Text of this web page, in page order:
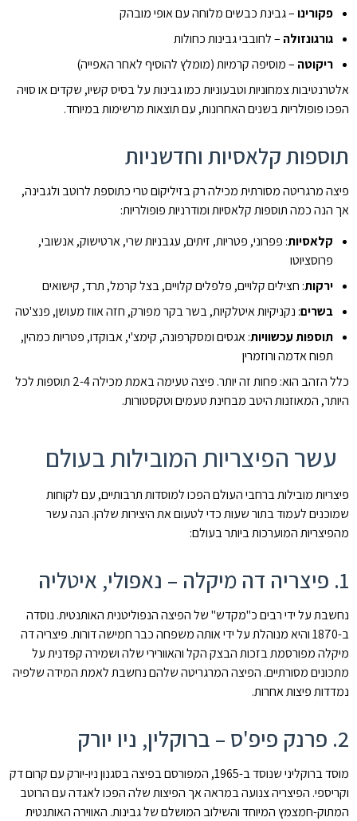
פקורינו– גבינת כבשים מלוחה עם אופי מובהק
גורגונזולה – לחובבי גבינות כחולות
ריקוטה – מוסיפה קרמיות (מומלץ להוסיף לאחר האפייה)
אלטרנטיבות צמחוניות וטבעוניות כמו גבינות על בסיס קשיו, שקדים או סויה
הפכו פופולריות בשנים האחרונות, עם תוצאות מרשימות במיוחד.
תוספות קלאסיות וחדשניות
פיצה מרגריטה מסורתית מכילה רק בזיליקום טרי כתוספת לרוטב ולגבינה,
אך הנה כמה תוספות קלאסיות ומודרניות פופולריות:
קלאסיות: פפרוני, פטריות, זיתים, עגבניות שרי, ארטישוק, אנשובי,
פרוסציוטו
ירקות: חצילים קלויים, פלפלים קלויים, בצל קרמל, תרד, קישואים
בשרים: נקניקיות איטלקיות, בשר בקר מפורק, חזה אווז מעושן, פנצ'טה
תוספות עכשוויות: אגסים ומסקרפונה, קימצ'י, אבוקדו, פטריות כמהין,
תפוח אדמה ורוזמרין
כלל הזהב הוא: פחות זה יותר. פיצה טעימה באמת מכילה 2-4 תוספות לכל
היותר, המאוזנות היטב מבחינת טעמים וטקסטורות.
עשר הפיצריות המובילות בעולם
פיצריות מובילות ברחבי העולם הפכו למוסדות תרבותיים, עם לקוחות
שמוכנים לעמוד בתור שעות כדי לטעום את היצירות שלהן. הנה עשר
מהפיצריות המוערכות ביותר בעולם:
1. פיצריה דה מיקלה – נאפולי, איטליה
נחשבת על ידי רבים כ"מקדש" של הפיצה הנפוליטנית האותנטית. נוסדה
ב-1870 והיא מנוהלת על ידי אותה משפחה כבר חמישה דורות. פיצריה דה
מיקלה מפורסמת בזכות הבצק הקל והאוורירי שלה ושמירה קפדנית על
מתכונים מסורתיים. הפיצה המרגריטה שלהם נחשבת לאמת המידה שלפיה
נמדדות פיצות אחרות.
2. פרנק פיפ'ס – ברוקלין, ניו יורק
מוסד ברוקליני שנוסד ב-1965, המפורסם בפיצה בסגנון ניו-יורק עם קרום דק
וקריספי. הפיצריה צנועה במראה אך הפיצות שלה הפכו לאגדה עם הרוטב
המתוק-חמצמץ המיוחד והשילוב המושלם של גבינות. האווירה האותנטית